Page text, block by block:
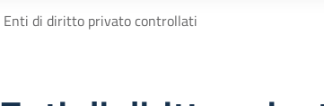
Enti di diritto privato controllati